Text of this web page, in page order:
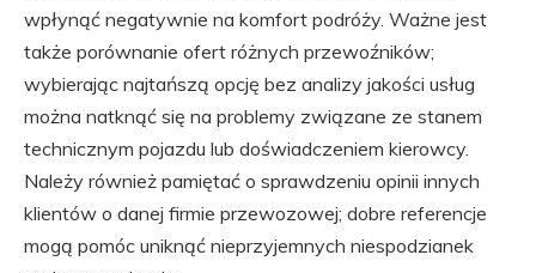
wpłynąć negatywnie na komfort podróży. Ważne jest
także porównanie ofert różnych przewoźników;
wybierając najtańszą opcję bez analizy jakości usług
można natknąć się na problemy związane ze stanem
technicznym pojazdu lub doświadczeniem kierowcy.
Należy również pamiętać o sprawdzeniu opinii innych
klientów o danej firmie przewozowej; dobre referencje
mogą pomóc uniknąć nieprzyjemnych niespodzianek